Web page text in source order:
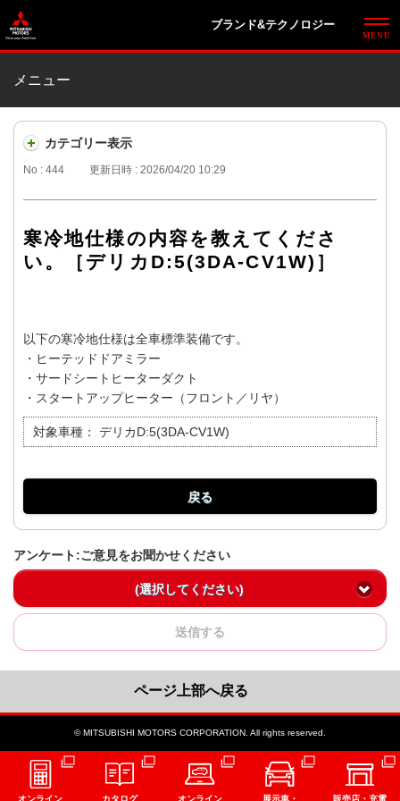
ブランド&テクノロジー
メニュー
カテゴリー表示
No : 444 更新日時 : 2026/04/20 10:29
寒冷地仕様の内容を教えてくださ
い。［デリカD:5(3DA-CV1W)］
以下の寒冷地仕様は全車標準装備です。
・ヒーテッドドアミラー
・サードシートヒーターダクト
・スタートアップヒーター（フロント／リヤ）
対象車種： デリカD:5(3DA-CV1W)
戻る
アンケート:ご意見をお聞かせください
(選択してください)
送信する
ページ上部へ戻る
© MITSUBISHI MOTORS CORPORATION. All rights reserved.
オンライン カタログ オンライン 展示車・ 販売店・充電